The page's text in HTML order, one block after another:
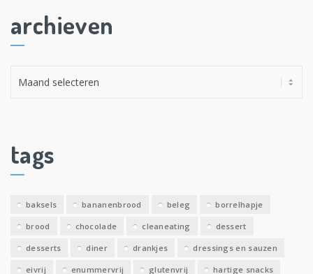
archieven
e
v
tags
baksels bananenbrood beleg borrelhapje
brood chocolade cleaneating dessert
desserts diner drankjes dressings en sauzen
eivrij enummervrij glutenvrij hartige snacks